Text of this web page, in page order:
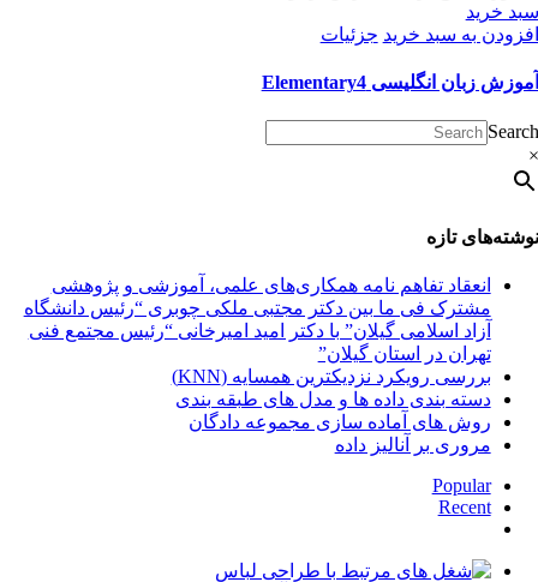
سبد خرید
افزودن به سبد خرید جزئیات
آموزش زبان انگلیسی Elementary4
Search
×
نوشته‌های تازه
انعقاد تفاهم نامه همکاری‌های علمی، آموزشی و پژوهشی
مشترک فی ما بین دکتر مجتبی ملکی چوبری “رئیس دانشگاه
آزاد اسلامی گیلان” با دکتر امید امیرخانی “رئیس مجتمع فنی
تهران در استان گیلان”
بررسی رویکرد نزدیکترین همسایه (KNN)
دسته‌ بندی داده‌ ها و مدل‌ های طبقه‌ بندی
روش های آماده سازی مجموعه دادگان
مروری بر آنالیز داده
Popular
Recent